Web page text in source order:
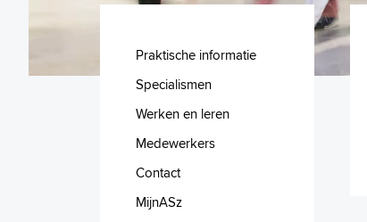
Praktische informatie
Specialismen
Werken en leren
Medewerkers
Contact
MijnASz